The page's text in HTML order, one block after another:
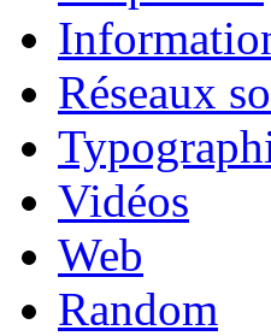
Réseaux
Vidéos
Web
Random